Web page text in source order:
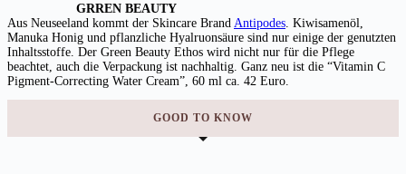
GRREN BEAUTY
Aus Neuseeland kommt der Skincare Brand Antipodes . Kiwisamenöl,
Manuka Honig und pflanzliche Hyalruonsäure sind nur einige der genutzten
Inhaltsstoffe. Der Green Beauty Ethos wird nicht nur für die Pflege
beachtet, auch die Verpackung ist nachhaltig. Ganz neu ist die “Vitamin C
Pigment-Correcting Water Cream”, 60 ml ca. 42 Euro.
GOOD TO KNOW